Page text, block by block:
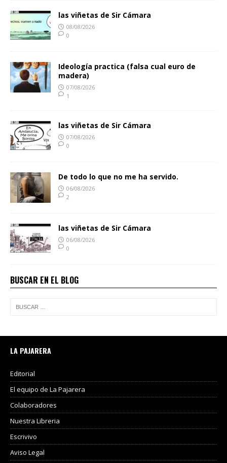
las viñetas de Sir Cámara
08/08/2026
0
Ideología practica (falsa cual euro de
madera)
07/08/2026
1
las viñetas de Sir Cámara
07/08/2026
0
De todo lo que no me ha servido.
06/08/2026
2
las viñetas de Sir Cámara
06/08/2026
0
BUSCAR EN EL BLOG
LA PAJARERA
Editorial
El equipo de La Pajarera
Colaboradores
Nuestra Libreria
Escrivivo
Aviso Legal